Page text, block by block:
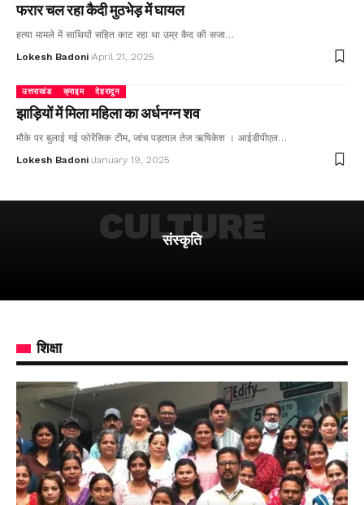
फरार चल रहा कैदी मुठभेड़ में घायल
हत्या मामले में साथियों सहित काट रहा था उम्र कैद की सजा…
Lokesh Badoni April 21, 2025
उत्तराखंड क्राइम देहरादून
झाड़ियों में मिला महिला का अर्धनग्न शव
मौके पर बुलाई गई फोरेंसिक टीम, जांच पड़ताल तेज ऋषिकेश । आईडीपीएल…
Lokesh Badoni January 19, 2025
संस्कृति
CULTURE
शिक्षा